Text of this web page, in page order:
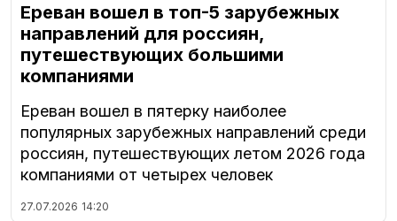
Ереван вошел в топ-5 зарубежных
направлений для россиян,
путешествующих большими
компаниями
Ереван вошел в пятерку наиболее
популярных зарубежных направлений среди
россиян, путешествующих летом 2026 года
компаниями от четырех человек
27.07.2026 14:20